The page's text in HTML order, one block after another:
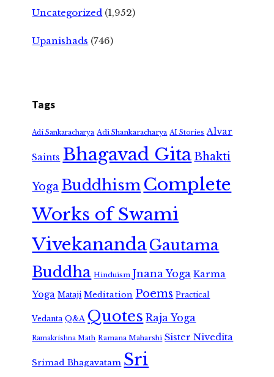
Uncategorized (1,952)
Upanishads (746)
Tags
Adi Sankaracharya Adi Shankaracharya AI Stories Alvar
Saints Bhagavad GitaBhakti
Yoga Buddhism Complete
Works of Swami
VivekanandaGautama
Buddha Hinduism Jnana Yoga Karma
Yoga Mataji Meditation Poems Practical
Vedanta Q&A Quotes Raja Yoga
Ramakrishna Math Ramana Maharshi Sister Nivedita
Srimad Bhagavatam Sri